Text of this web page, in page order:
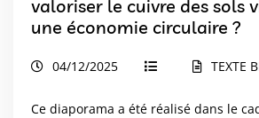
valoriser le cuivre des sols
une économie circulaire ?
04/12/2025 TEXTE
Ce diaporama a été réalisé dans le